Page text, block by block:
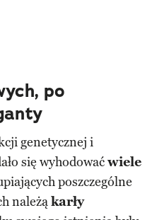
po
genetycznej i
się wyhodowaćwiele
poszczególne
należąkarły